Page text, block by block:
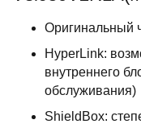
Оригинальный
HyperLink:
внутреннего
обслуживания)
ShieldBox: